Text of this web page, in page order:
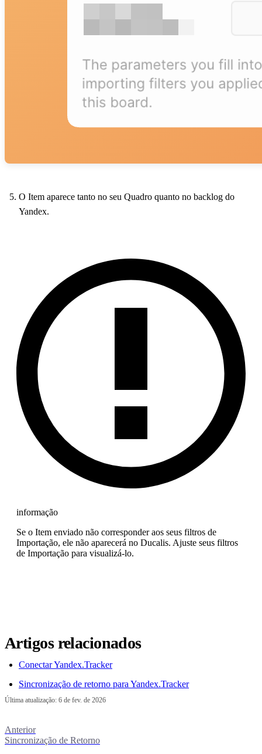
O Item aparece tanto no seu Quadro quanto no backlog do
Yandex.
informação
Se o Item enviado não corresponder aos seus filtros de
Importação, ele não aparecerá no Ducalis. Ajuste seus filtros
de Importação para visualizá-lo.
Artigos relacionados
Conectar Yandex.Tracker
Sincronização de retorno para Yandex.Tracker
Última atualização: 6 de fev. de 2026
Anterior
Sincronização de Retorno